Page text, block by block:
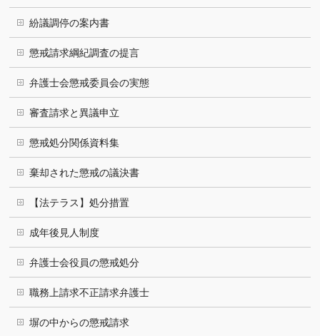
紛議調停の案内書
懲戒請求綱紀調査の提言
弁護士会懲戒委員会の実態
審査請求と異議申立
懲戒処分関係資料集
棄却された懲戒の議決書
【法テラス】処分措置
成年後見人制度
弁護士会役員の懲戒処分
職務上請求不正請求弁護士
塀の中からの懲戒請求